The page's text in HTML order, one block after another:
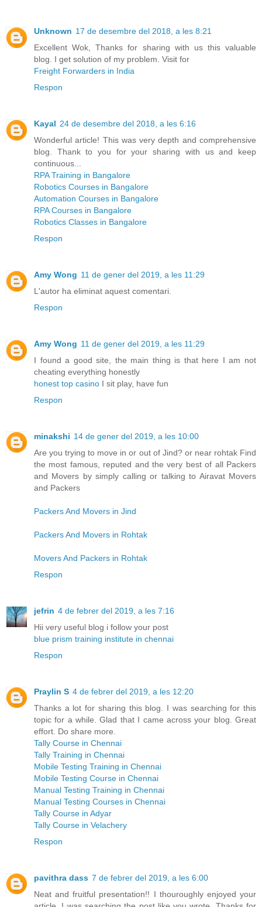
Unknown 17 de desembre del 2018, a les 8:21
Excellent Wok, Thanks for sharing with us this valuable
blog. I get solution of my problem. Visit for
Freight Forwarders in India
Respon
Kayal 24 de desembre del 2018, a les 6:16
Wonderful article! This was very depth and comprehensive
blog. Thank to you for your sharing with us and keep
continuous...
RPA Training in Bangalore
Robotics Courses in Bangalore
Automation Courses in Bangalore
RPA Courses in Bangalore
Robotics Classes in Bangalore
Respon
Amy Wong 11 de gener del 2019, a les 11:29
L'autor ha eliminat aquest comentari.
Respon
Amy Wong 11 de gener del 2019, a les 11:29
I found a good site, the main thing is that here I am not
cheating everything honestly
honest top casino I sit play, have fun
Respon
minakshi 14 de gener del 2019, a les 10:00
Are you trying to move in or out of Jind? or near rohtak Find
the most famous, reputed and the very best of all Packers
and Movers by simply calling or talking to Airavat Movers
and Packers
Packers And Movers in Jind
Packers And Movers in Rohtak
Movers And Packers in Rohtak
Respon
jefrin 4 de febrer del 2019, a les 7:16
Hii very useful blog i follow your post
blue prism training institute in chennai
Respon
Praylin S 4 de febrer del 2019, a les 12:20
Thanks a lot for sharing this blog. I was searching for this
topic for a while. Glad that I came across your blog. Great
effort. Do share more.
Tally Course in Chennai
Tally Training in Chennai
Mobile Testing Training in Chennai
Mobile Testing Course in Chennai
Manual Testing Training in Chennai
Manual Testing Courses in Chennai
Tally Course in Adyar
Tally Course in Velachery
Respon
pavithra dass 7 de febrer del 2019, a les 6:00
Neat and fruitful presentation!! I thouroughly enjoyed your